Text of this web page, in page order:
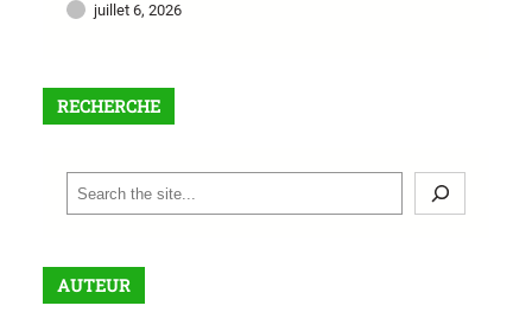
juillet 6, 2026
RECHERCHE
e
r
c
AUTEUR